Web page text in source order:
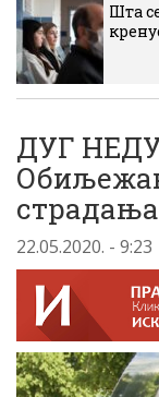
Шта
ДУГ
22.05.2020. - 9:23